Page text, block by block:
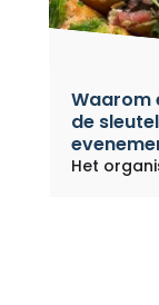
Waarom
de
Het